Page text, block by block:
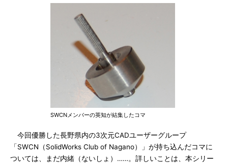
SWCNメンバーの英知が結集したコマ
今回優勝した長野県内の3次元CADユーザーグループ
「SWCN（SolidWorks Club of Nagano）」が持ち込んだコマに
ついては、まだ内緒（ないしょ）……。詳しいことは、本シリー